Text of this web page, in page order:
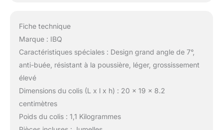
Fiche technique
Marque : IBQ
Caractéristiques spéciales : Design grand angle de 7°,
anti-buée, résistant à la poussière, léger, grossissement
élevé
Dimensions du colis (L x l x h) : 20 x 19 x 8.2
centimètres
Poids du colis : 1,1 Kilogrammes